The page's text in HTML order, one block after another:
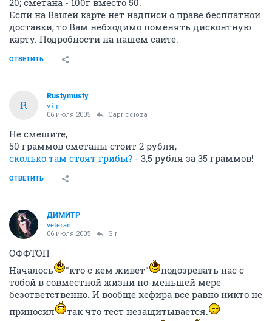
Если на Вашей карте нет надписи о праве бесплатной
доставки, то Вам небходимо поменять дисконтную
карту. Подробности на нашем сайте.
ОТВЕТИТЬ
R
Rustymusty
v.i.p.
06 июля 2005 Capriccioza
Не смешите,
50 граммов сметаны стоит 2 рубля,
сколько там стоят грибы? - 3,5 рубля за 35 граммов!
ОТВЕТИТЬ
ДИМИТР
veteran
06 июля 2005 Sir
ОФФТОП
Началось
"кто с кем живет"
подозревать нас с
тобой в совместной жизни по-меньшей мере
безответственно. И вообще кефира все равно никто не
приносил
так что тест незащитывается.